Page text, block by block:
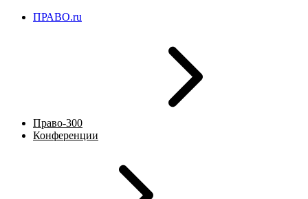
ПРАВО.ru
Право-300
Конференции